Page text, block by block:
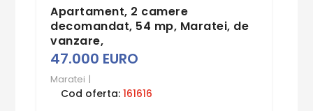
Apartament, 2 camere
decomandat, 54 mp, Maratei, de
vanzare,
47.000 EURO
Maratei |
Cod oferta:161616